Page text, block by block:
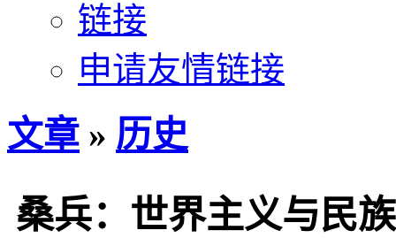
链接
申请友情链接
文章 » 历史
桑兵：世界主义与民